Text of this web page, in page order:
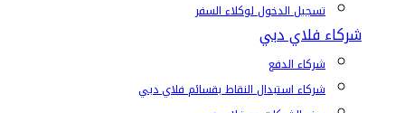
تسجيل الدخول لوكلاء السفر
شركاء فلاي دبي
شركاء الدفع
شركاء استبدال النقاط بقسائم فلاي دبي